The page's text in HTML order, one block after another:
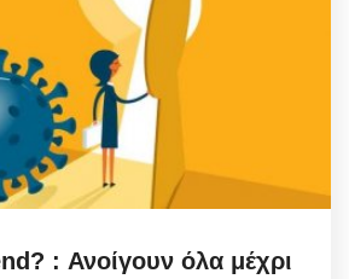
: Ανοίγουν όλα μέχρι